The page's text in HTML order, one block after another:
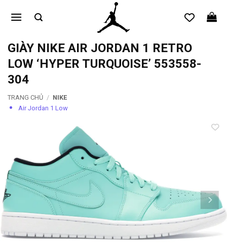
qua
dungGIÀY NIKE AIR JORDAN 1 RETRO
LOW ‘HYPER TURQUOISE’ 553558-
304
TRANG CHỦ / NIKE
Air Jordan 1 Low